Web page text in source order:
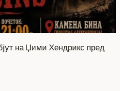
на Џими Хендрикс пред